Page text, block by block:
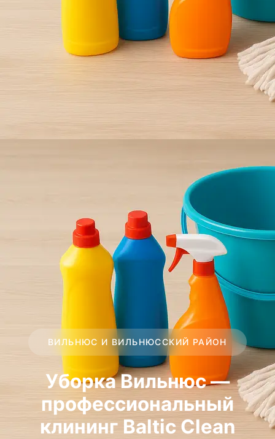
ВИЛЬНЮС И ВИЛЬНЮССКИЙ РАЙОН
Уборка Вильнюс —
профессиональный
клининг Baltic Clean